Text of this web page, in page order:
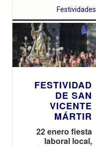
Festividades
FESTIVIDAD
DE SAN
VICENTE
MÁRTIR
22 enero fiesta
laboral local,